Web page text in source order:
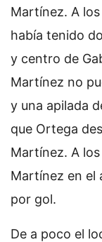
Martínez. A
había tenido
y centro de
Martínez no
y una apilada
que Ortega
Martínez. A
Martínez en el
por gol.
De a poco el